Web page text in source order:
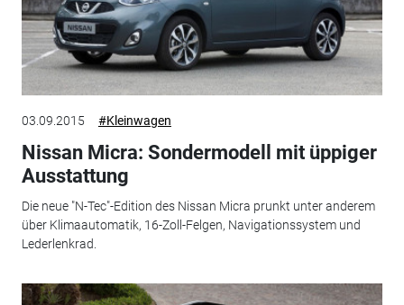
03.09.2015 #Kleinwagen
Nissan Micra: Sondermodell mit üppiger
Ausstattung
Die neue "N-Tec"-Edition des Nissan Micra prunkt unter anderem
über Klimaautomatik, 16-Zoll-Felgen, Navigationssystem und
Lederlenkrad.